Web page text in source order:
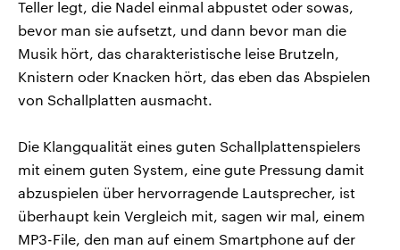
Teller legt, die Nadel einmal abpustet oder sowas,
bevor man sie aufsetzt, und dann bevor man die
Musik hört, das charakteristische leise Brutzeln,
Knistern oder Knacken hört, das eben das Abspielen
von Schallplatten ausmacht.
Die Klangqualität eines guten Schallplattenspielers
mit einem guten System, eine gute Pressung damit
abzuspielen über hervorragende Lautsprecher, ist
überhaupt kein Vergleich mit, sagen wir mal, einem
MP3-File, den man auf einem Smartphone auf der